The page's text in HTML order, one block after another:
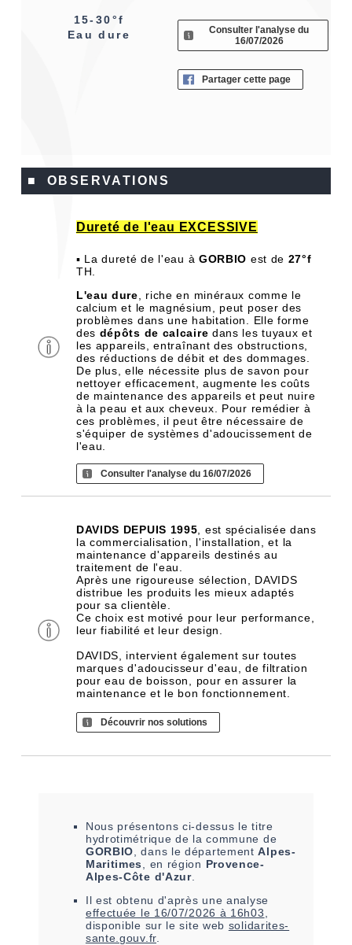
15-30°f
Eau dure
Consulter l'analyse du
16/07/2026
Partager cette page
■ OBSERVATIONS
Dureté de l'eau EXCESSIVE
▪ La dureté de l'eau à GORBIO est de 27°f
TH.
L'eau dure , riche en minéraux comme le
calcium et le magnésium, peut poser des
problèmes dans une habitation. Elle forme
des dépôts de calcaire dans les tuyaux et
les appareils, entraînant des obstructions,
des réductions de débit et des dommages.
De plus, elle nécessite plus de savon pour
nettoyer efficacement, augmente les coûts
de maintenance des appareils et peut nuire
à la peau et aux cheveux. Pour remédier à
ces problèmes, il peut être nécessaire de
s'équiper de systèmes d'adoucissement de
l'eau.
Consulter l'analyse du 16/07/2026
DAVIDS DEPUIS 1995 , est spécialisée dans
la commercialisation, l'installation, et la
maintenance d'appareils destinés au
traitement de l'eau.
Après une rigoureuse sélection, DAVIDS
distribue les produits les mieux adaptés
pour sa clientèle.
Ce choix est motivé pour leur performance,
leur fiabilité et leur design.
DAVIDS, intervient également sur toutes
marques d'adoucisseur d'eau, de filtration
pour eau de boisson, pour en assurer la
maintenance et le bon fonctionnement.
Découvrir nos solutions
Nous présentons ci-dessus le titre
hydrotimétrique de la commune de
GORBIO , dans le départementAlpes-
Maritimes
, en région Provence-
Alpes-Côte d'Azur.
Il est obtenu d'après une analyse
effectuée le 16/07/2026 à 16h03
disponible sur le site web solidarites-
sante.gouv.fr.